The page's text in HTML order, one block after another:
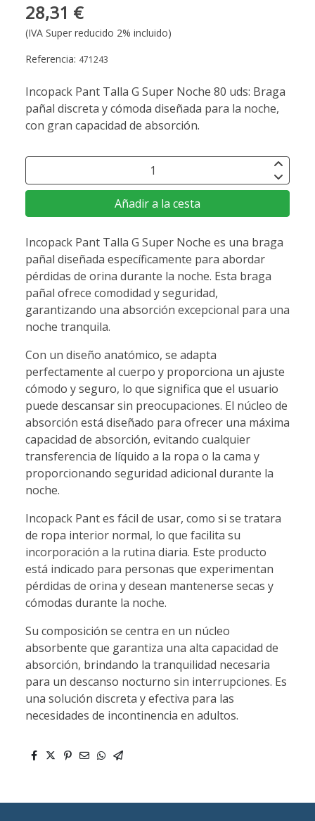
28,31 €
(IVA Super reducido 2% incluido)
Referencia: 471243
Incopack Pant Talla G Super Noche 80 uds: Braga
pañal discreta y cómoda diseñada para la noche,
con gran capacidad de absorción.
Añadir a la cesta
Incopack Pant Talla G Super Noche es una braga
pañal diseñada específicamente para abordar
pérdidas de orina durante la noche. Esta braga
pañal ofrece comodidad y seguridad,
garantizando una absorción excepcional para una
noche tranquila.
Con un diseño anatómico, se adapta
perfectamente al cuerpo y proporciona un ajuste
cómodo y seguro, lo que significa que el usuario
puede descansar sin preocupaciones. El núcleo de
absorción está diseñado para ofrecer una máxima
capacidad de absorción, evitando cualquier
transferencia de líquido a la ropa o la cama y
proporcionando seguridad adicional durante la
noche.
Incopack Pant es fácil de usar, como si se tratara
de ropa interior normal, lo que facilita su
incorporación a la rutina diaria. Este producto
está indicado para personas que experimentan
pérdidas de orina y desean mantenerse secas y
cómodas durante la noche.
Su composición se centra en un núcleo
absorbente que garantiza una alta capacidad de
absorción, brindando la tranquilidad necesaria
para un descanso nocturno sin interrupciones. Es
una solución discreta y efectiva para las
necesidades de incontinencia en adultos.